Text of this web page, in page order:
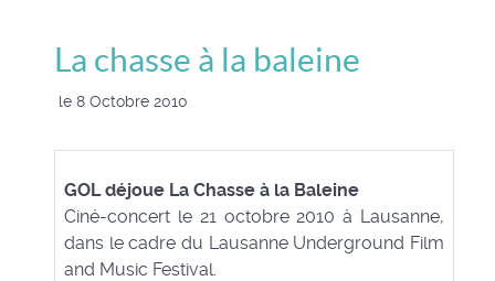
La chasse à la baleine
le 8 Octobre 2010
GOL déjoue La Chasse à la Baleine
Ciné-concert le 21 octobre 2010 à Lausanne,
dans le cadre du Lausanne Underground Film
and Music Festival.